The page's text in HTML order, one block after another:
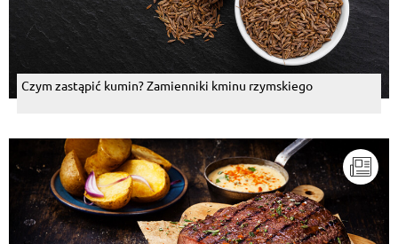
Czym zastąpić kumin? Zamienniki kminu rzymskiego